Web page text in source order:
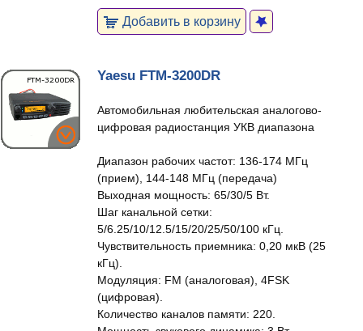
Добавить в корзину
Yaesu FTM-3200DR
Автомобильная любительская аналогово-
цифровая радиостанция УКВ диапазона
Диапазон рабочих частот: 136-174 МГц
(прием), 144-148 МГц (передача)
Выходная мощность: 65/30/5 Вт.
Шаг канальной сетки:
5/6.25/10/12.5/15/20/25/50/100 кГц.
Чувствительность приемника: 0,20 мкВ (25
кГц).
Модуляция: FM (аналоговая), 4FSK
(цифровая).
Количество каналов памяти: 220.